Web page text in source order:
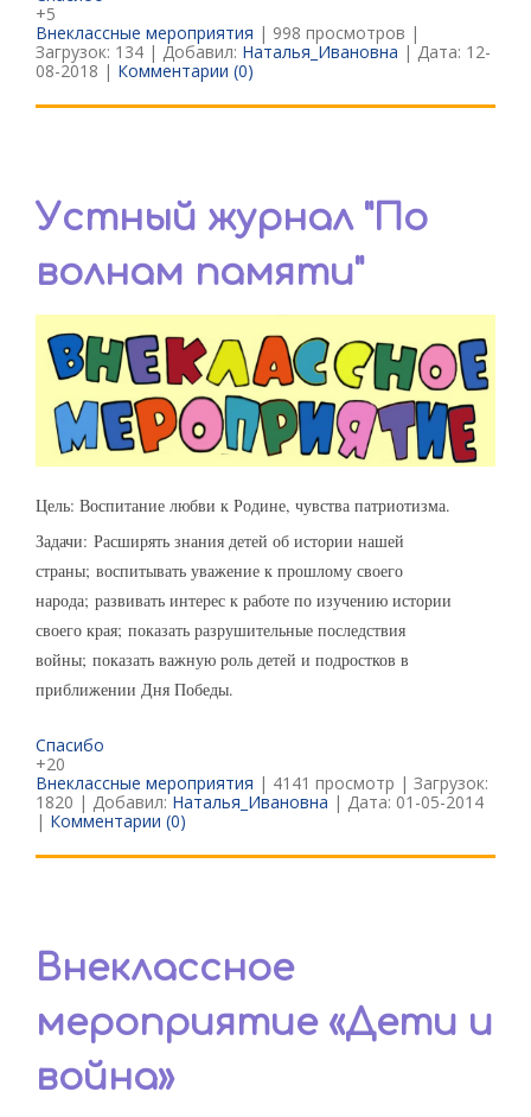
+5
Внеклассные мероприятия | 998 просмотров |
Загрузок: 134 | Добавил: Наталья_Ивановна | Дата: 12-
08-2018 | Комментарии (0)
Устный журнал "По
волнам памяти"
Цель: Воспитание любви к Родине, чувства патриотизма.
Задачи: Расширять знания детей об истории нашей
страны; воспитывать уважение к прошлому своего
народа; развивать интерес к работе по изучению истории
своего края; показать разрушительные последствия
войны; показать важную роль детей и подростков в
приближении Дня Победы.
Спасибо
+20
Внеклассные мероприятия | 4141 просмотр | Загрузок:
1820 | Добавил:Наталья_Ивановна | Дата: 01-05-2014
| Комментарии (0)
Внеклассное
мероприятие «Дети и
война»